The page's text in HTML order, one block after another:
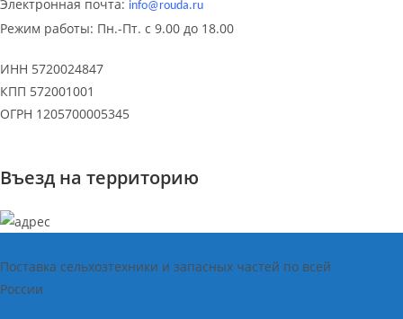
Электронная почта: info@rouda.ru
Режим работы: Пн.-Пт. с 9.00 до 18.00
ИНН 5720024847
КПП 572001001
ОГРН 1205700005345
Въезд на территорию
Поставка сельхозтехники и запасных частей по всей
России